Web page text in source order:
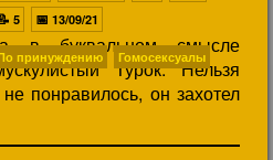
в буквальном смысле
Турок. Нельзя
понравилось, он захотел
5 📅 13/09/21
принуждению Гомосексуалы